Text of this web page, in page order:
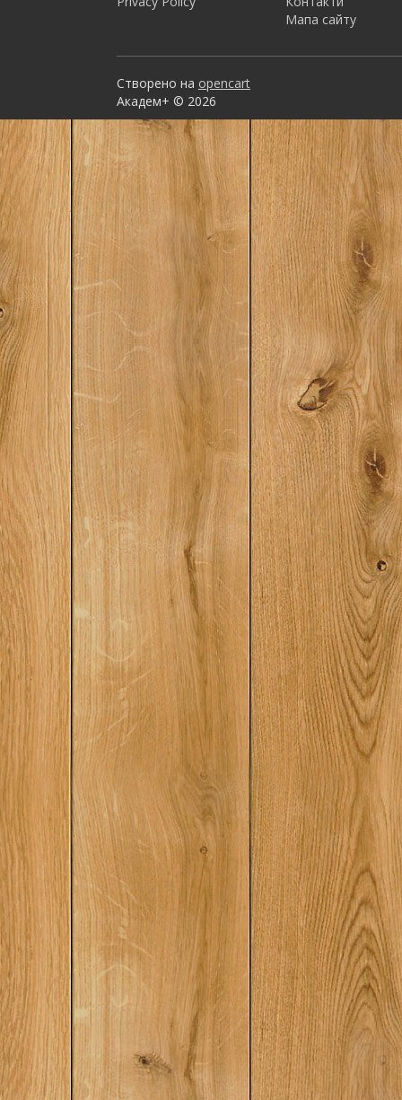
Мапа сайту
Створено на opencart
Академ+ © 2026